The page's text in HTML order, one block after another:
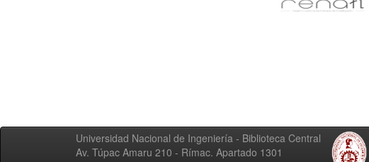
Universidad Nacional de Ingeniería - Biblioteca Central
Av. Túpac Amaru 210 - Rímac. Apartado 1301